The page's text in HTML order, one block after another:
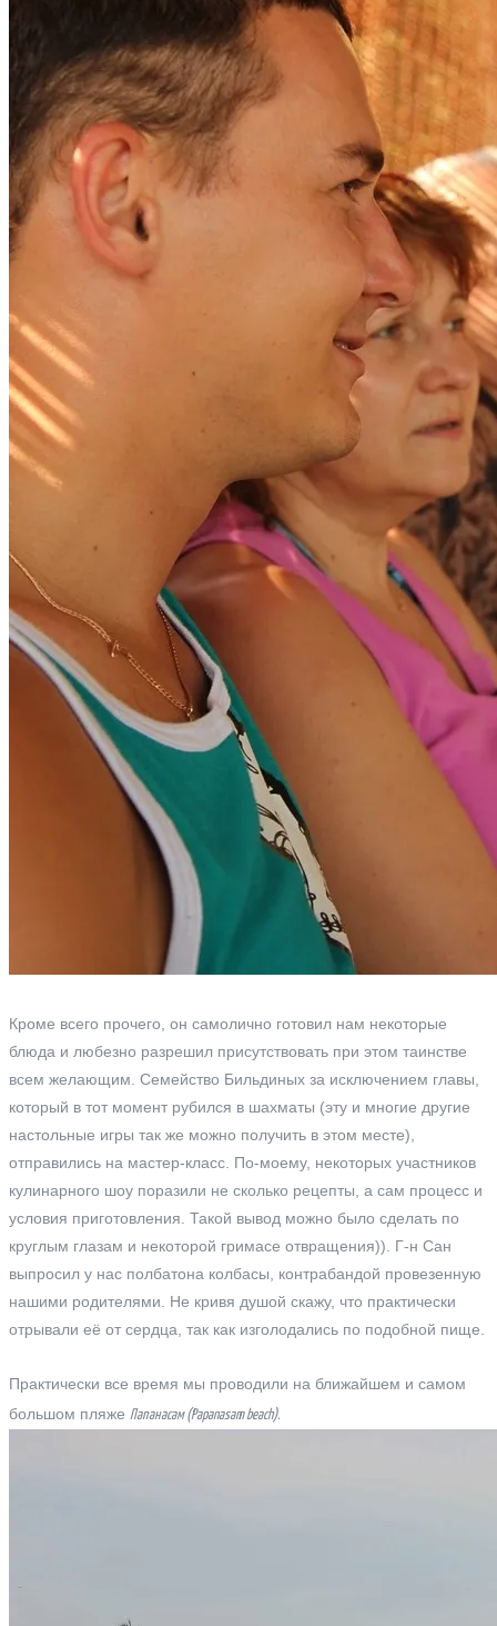
Кроме всего прочего, он самолично готовил нам некоторые
блюда и любезно разрешил присутствовать при этом таинстве
всем желающим. Семейство Бильдиных за исключением главы,
который в тот момент рубился в шахматы (эту и многие другие
настольные игры так же можно получить в этом месте),
отправились на мастер-класс. По-моему, некоторых участников
кулинарного шоу поразили не сколько рецепты, а сам процесс и
условия приготовления. Такой вывод можно было сделать по
круглым глазам и некоторой гримасе отвращения)). Г-н Сан
выпросил у нас полбатона колбасы, контрабандой провезенную
нашими родителями. Не кривя душой скажу, что практически
отрывали её от сердца, так как изголодались по подобной пище.
Практически все время мы проводили на ближайшем и самом
большом пляже Папанасам (Papanasam beach).